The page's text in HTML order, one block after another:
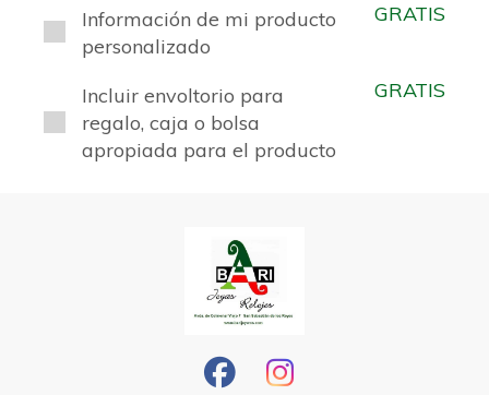
Información de mi producto
personalizado
GRATIS
Incluir envoltorio para
regalo, caja o bolsa
apropiada para el producto
GRATIS